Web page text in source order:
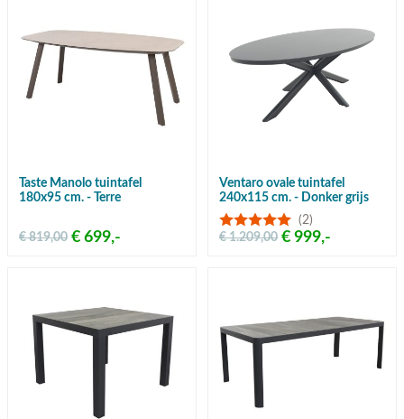
Taste Manolo tuintafel
180x95 cm. - Terre
€ 699,-
€ 819,00
Ventaro ovale tuintafel
240x115 cm. - Donker grijs
(2)
€ 999,-
€ 1.209,00